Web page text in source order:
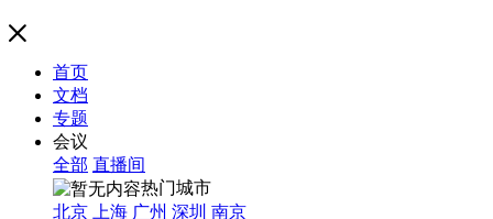
首页
文档
专题
会议
全部 直播间
热门城市
北京
上海 广州 深圳 南京